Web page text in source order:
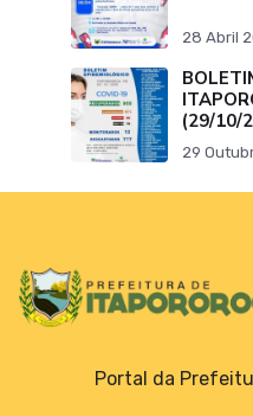
28 Abril
(29/10/
29
Portal da